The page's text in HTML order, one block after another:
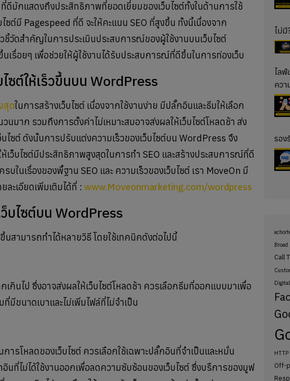
มักแสดงถึงประสิทธิภาพที่ยอดเยี่ยมของเว็บไซต์ทั้งในด้านการใช้
ซต์มี Pagespeed ที่ดี จะให้คะแนน SEO ที่สูงขึ้น ทั้งนี้เนื่องจาก
ชี้วัดสำคัญในการประเมินประสบการณ์ของผู้ใช้งานบนเว็บไซต์
รื่อยๆ เพื่อช่วยให้ผู้ใช้งานได้รับประสบการณ์ที่ดีขึ้นในการท่องเว็บ
ต์ให้เร็วขึ้นบน WordPress
สุดในการสร้างเว็บไซต์ เนื่องจากใช้งานง่าย มีปลั๊กอินและธีมให้เลือก
มาก รวมถึงการตั้งค่าไม่เหมาะสมอาจส่งผลให้เว็บไซต์โหลดช้า ส่ง
ไซต์ ดังนั้นการปรับแต่งความเร็วของเว็บไซต์บน WordPress จึง
ว็บไซต์มีประสิทธิภาพสูงสุดในการทำ SEO และสร้างประสบการณ์ที่ดี
นเรื่องของพื้ฐาน SEO และ ความเร็วของเว็บไซต์ เรา MoveOn มี
ะเอียดเพิ่มเติมได้ที่ : www.Moveonmarketing.com/wordpress
บไซต์บน WordPress
นสามารถทำได้หลายวิธี โดยใช้เทคนิคดังต่อไปนี้
กินไป ซึ่งอาจส่งผลให้เว็บไซต์โหลดช้า ควรเลือกธีมที่ออกแบบมาเพื่อ
มีขนาดเบาและไม่เพิ่มไฟล์ที่ไม่จำเป็น
รโหลดของเว็บไซต์ ควรเลือกใช้เฉพาะปลั๊กอินที่จำเป็นและหมั่น
นที่ไม่ได้ใช้งานออกเพื่อลดความซับซ้อนของเว็บไซต์ ซึ่งบรืการของมูฟ
ไม่มี
ไล
ควา
รอง
Broad
Call
HTTP
Off-